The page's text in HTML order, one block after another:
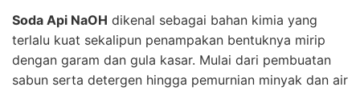
Soda Api NaOH dikenal sebagai bahan kimia yang
terlalu kuat sekalipun penampakan bentuknya mirip
dengan garam dan gula kasar. Mulai dari pembuatan
sabun serta detergen hingga pemurnian minyak dan air